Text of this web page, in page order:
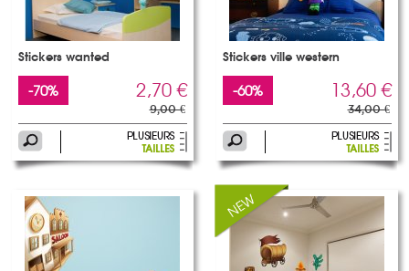
Stickers wanted
-70% 2,70 €
9,00 €
Stickers ville western
-60% 13,60 €
34,00 €